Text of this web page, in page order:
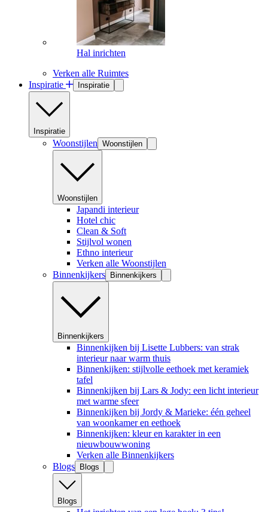
Hal inrichten
Verken alle Ruimtes
Inspiratie
Inspiratie
Inspiratie
Woonstijlen Woonstijlen
Woonstijlen
Japandi interieur
Hotel chic
Clean & Soft
Stijlvol wonen
Ethno interieur
Verken alle Woonstijlen
Binnenkijkers
Binnenkijkers
Binnenkijkers
Binnenkijken bij Lisette Lubbers: van strak
interieur naar warm thuis
Binnenkijken: stijlvolle eethoek met keramiek
tafel
Binnenkijken bij Lars & Jody: een licht interieur
met warme sfeer
Binnenkijken bij Jordy & Marieke: één geheel
van woonkamer en eethoek
Binnenkijken: kleur en karakter in een
nieuwbouwwoning
Verken alle Binnenkijkers
Blogs
Blogs
Blogs